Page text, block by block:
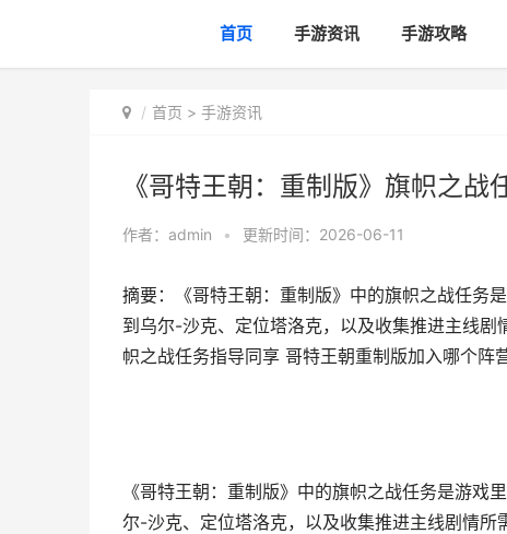
首页 手游资讯 手游攻略
首页 > 手游资讯
《哥特王朝：重制版》旗帜之
作者： admin • 更新时间：2026-06-11
摘要：《哥特王朝：重制版》中的旗帜之战任务
到乌尔-沙克、定位塔洛克，以及收集推进主线
帜之战任务指导同享 哥特王朝重制版加入哪个阵
《哥特王朝：重制版》中的旗帜之战任务是游戏
尔-沙克、定位塔洛克，以及收集推进主线剧情所